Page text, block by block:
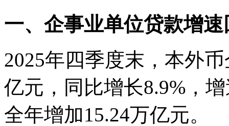
一、企事业单位贷款增速
2025年四季度末，本外
亿元，同比增长8.9%，
全年增加15.24万亿元。